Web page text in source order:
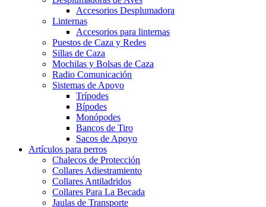
Accesorios Desplumadora
Linternas
Accesorios para linternas
Puestos de Caza y Redes
Sillas de Caza
Mochilas y Bolsas de Caza
Radio Comunicación
Sistemas de Apoyo
Trípodes
Bípodes
Monópodes
Bancos de Tiro
Sacos de Apoyo
Artículos para perros
Chalecos de Protección
Collares Adiestramiento
Collares Antiladridos
Collares Para La Becada
Jaulas de Transporte